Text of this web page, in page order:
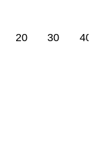
20 30 40